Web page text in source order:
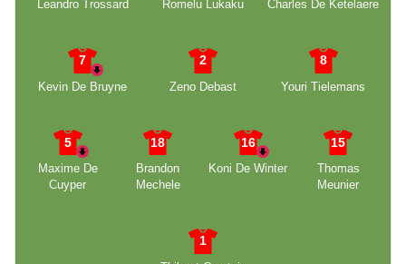
Leandro Trossard
Romelu Lukaku
Charles De Ketelaere
7
Kevin De Bruyne
2
Zeno Debast
8
Youri Tielemans
5
Maxime De
Cuyper
18
Brandon
Mechele
16
Koni De Winter
15
Thomas
Meunier
1